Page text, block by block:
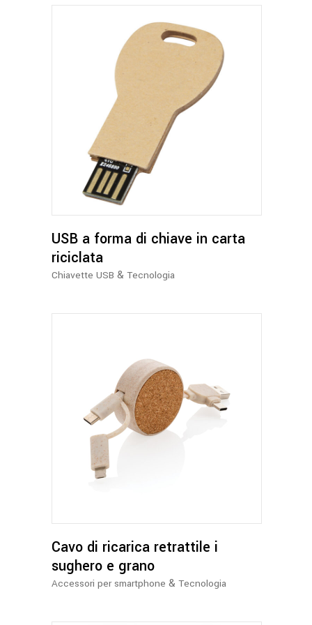
USB a forma di chiave in carta
riciclata
Chiavette USB & Tecnologia
Cavo di ricarica retrattile i
sughero e grano
Accessori per smartphone & Tecnologia